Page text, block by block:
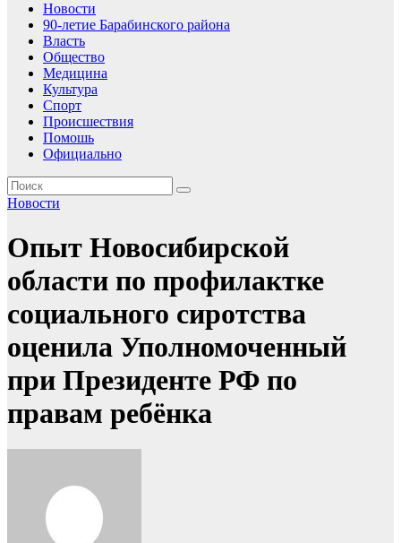
Новости
90-летие Барабинского района
Власть
Общество
Медицина
Культура
Спорт
Происшествия
Помошь
Официально
Новости
Опыт Новосибирской
области по профилактке
социального сиротства
оценила Уполномоченный
при Президенте РФ по
правам ребёнка